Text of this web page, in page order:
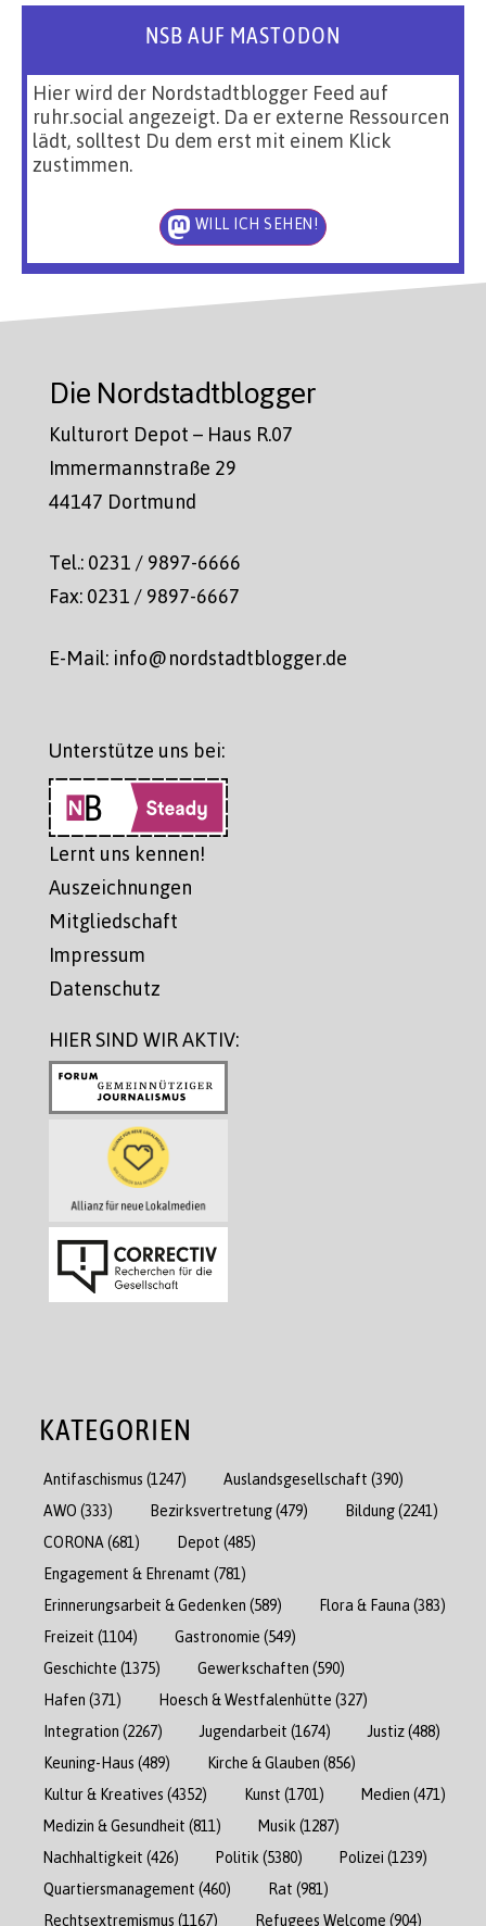
NSB AUF MASTODON
Hier wird der Nordstadtblogger Feed auf
ruhr.social angezeigt. Da er externe Ressourcen
lädt, solltest Du dem erst mit einem Klick
zustimmen.
WILL ICH SEHEN!
Die Nordstadtblogger
Kulturort Depot – Haus R.07
Immermannstraße 29
44147 Dortmund
Tel.: 0231 / 9897-6666
Fax: 0231 / 9897-6667
E-Mail: info@nordstadtblogger.de
Unterstütze uns bei:
Lernt uns kennen!
Auszeichnungen
Mitgliedschaft
Impressum
Datenschutz
HIER SIND WIR AKTIV:
KATEGORIEN
Antifaschismus (1247) Auslandsgesellschaft (390)
AWO (333) Bezirksvertretung(479) Bildung(2241)
CORONA (681) Depot (485)
Engagement & Ehrenamt (781)
Erinnerungsarbeit & Gedenken (589) Flora & Fauna (383)
Freizeit (1104) Gastronomie (549)
Geschichte (1375) Gewerkschaften (590)
Hafen (371) Hoesch & Westfalenhütte (327)
Integration (2267) Jugendarbeit (1674) Justiz(488)
Keuning-Haus (489) Kirche & Glauben (856)
Kultur & Kreatives (4352) Kunst (1701) Medien (471)
Medizin & Gesundheit (811) Musik (1287)
Nachhaltigkeit (426) Politik (5380) Polizei (1239)
Quartiersmanagement (460) Rat (981)
Rechtsextremismus (1167) Refugees Welcome (904)